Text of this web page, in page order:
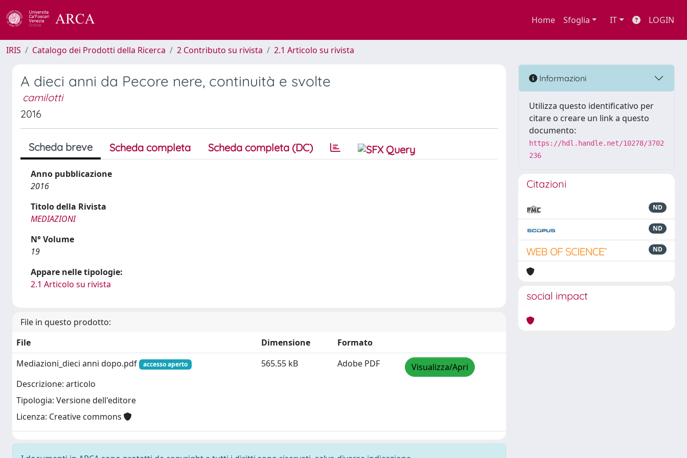
Home Sfoglia IT LOGIN
IRIS Catalogo dei Prodotti della Ricerca 2 Contributo su rivista 2.1 Articolo su rivista
A dieci anni da Pecore nere, continuità e svolte
camilotti
2016
Scheda breve Scheda completa Scheda completa (DC)
Anno pubblicazione
2016
Titolo della Rivista
MEDIAZIONI
N° Volume
19
Appare nelle tipologie:
2.1 Articolo su rivista
File in questo prodotto:
File
Dimensione
Formato
Mediazioni_dieci anni dopo.pdf
accesso aperto
Descrizione: articolo
Tipologia: Versione dell'editore
Licenza: Creative commons
565.55 kB Adobe PDF Visualizza/Apri
Informazioni
Utilizza questo identificativo per
citare o creare un link a questo
documento:
https://hdl.handle.net/10278/3702
236
Citazioni
ND
ND
ND
social impact